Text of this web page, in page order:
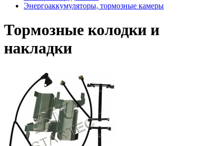
Энергоаккумуляторы, тормозные камеры
Тормозные колодки и
накладки